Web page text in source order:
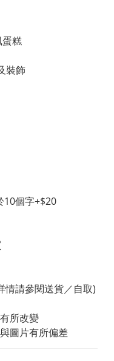
糕
裝飾
10個字+$20
情請參閱送貨／自取)
所改變
圖片有所偏差